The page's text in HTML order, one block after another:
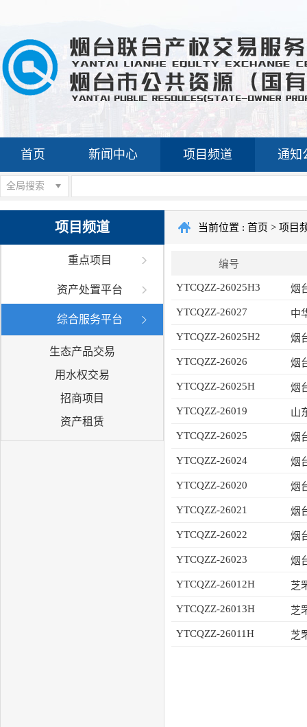
首页 新闻中心 项目频道 通知
全局搜索
项目频道
重点项目
资产处置平台
综合服务平台
生态产品交易
用水权交易
招商项目
资产租赁
当前位置 : 首页 > 项目
编号
YTCQZZ-26025H3
YTCQZZ-26027
YTCQZZ-26025H2
YTCQZZ-26026
YTCQZZ-26025H
YTCQZZ-26019
YTCQZZ-26025
YTCQZZ-26024
YTCQZZ-26020
YTCQZZ-26021
YTCQZZ-26022
YTCQZZ-26023
YTCQZZ-26012H 芝
YTCQZZ-26013H 芝
YTCQZZ-26011H 芝